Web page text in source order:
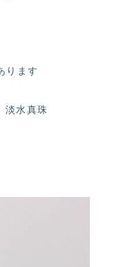
ります
淡水真珠